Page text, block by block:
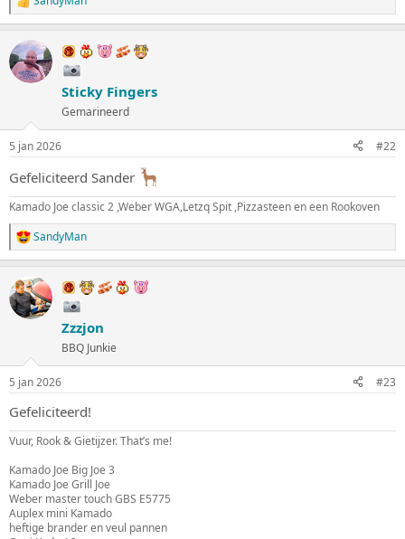
W
a
r
d
e
e
:
Sticky Fingers
Gemarineerd
5 jan 2026 #22
Gefeliciteerd Sander
Kamado Joe classic 2 ,Weber WGA,Letzq Spit ,Pizzasteen en een Rookoven
W
a
r
d
e
e
:
SandyMan
Zzzjon
BBQ Junkie
5 jan 2026 #23
Gefeliciteerd!
Vuur, Rook & Gietijzer. That’s me!
Kamado Joe Big Joe 3
Kamado Joe Grill Joe
Weber master touch GBS E5775
Auplex mini Kamado
heftige brander en veul pannen